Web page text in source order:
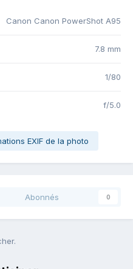
Canon Canon PowerShot A95
7.8 mm
1/80
f/5.0
EXIF de la photo
Abonnés 0